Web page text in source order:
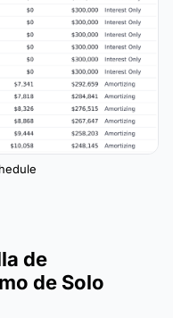
de
de Solo